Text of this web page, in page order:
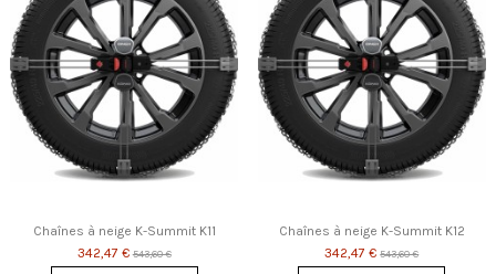
Chaînes à neige K-Summit K11
342,47 €543,60 €
Chaînes à neige K-Summit K12
342,47 €543,60 €